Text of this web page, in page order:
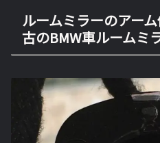
ルームミラーのアー
古のBMW車ルームミ